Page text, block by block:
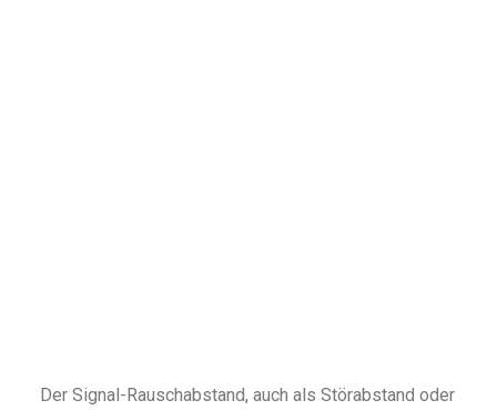
Der Signal-Rauschabstand, auch als Störabstand oder